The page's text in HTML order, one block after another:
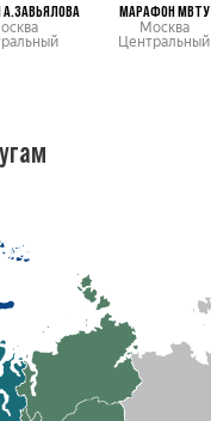
МАРАФОН МВТУ
Москва
Центральный